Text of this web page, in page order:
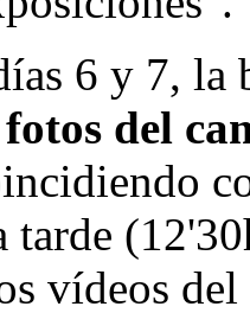
6 y 7, la
del
tarde
vídeos del